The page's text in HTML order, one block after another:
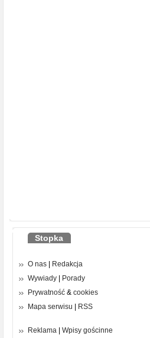
Stopka
O nas | Redakcja
Wywiady | Porady
Prywatność & cookies
Mapa serwisu | RSS
Reklama | Wpisy gościnne